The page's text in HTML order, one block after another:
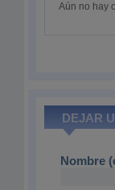
Aún no hay
DEJAR
Nombre